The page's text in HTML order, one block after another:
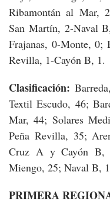
Ribamontán al Mar,
San Martín, 2-Naval
Frajanas, 0-Monte, 0;
Revilla, 1-Cayón B, 1.
Clasificación:
Textil Escudo, 46;
Mar, 44; Solares
Peña Revilla, 35;
Cruz A y Cayón B,
Miengo, 25; Naval B,
PRIMERA